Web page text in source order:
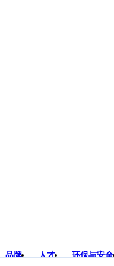
品牌 人才 环保与安全